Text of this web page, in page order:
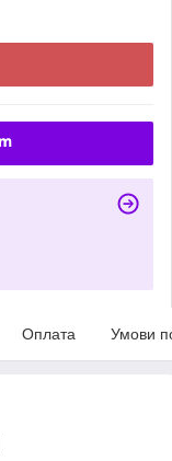
Оплата Умови